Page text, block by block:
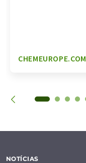
CHEMEUROPE.COM
NOTÍCIAS